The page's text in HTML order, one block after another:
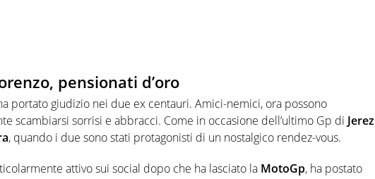
pensionati d’oro
portato giudizio nei due ex centauri. Amici-nemici, ora possono
scambiarsi sorrisi e abbracci. Come in occasione dell’ultimo Gp di Jerez
, quando i due sono stati protagonisti di un nostalgico rendez-vous.
attivo sui social dopo che ha lasciato la MotoGp, ha postato